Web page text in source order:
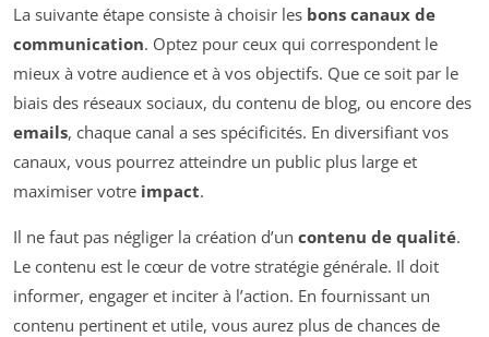
La suivante étape consiste à choisir les bons canaux de
communication. Optez pour ceux qui correspondent le
mieux à votre audience et à vos objectifs. Que ce soit par le
biais des réseaux sociaux, du contenu de blog, ou encore des
emails, chaque canal a ses spécificités. En diversifiant vos
canaux, vous pourrez atteindre un public plus large et
maximiser votre impact.
Il ne faut pas négliger la création d’un contenu de qualité.
Le contenu est le cœur de votre stratégie générale. Il doit
informer, engager et inciter à l’action. En fournissant un
contenu pertinent et utile, vous aurez plus de chances de